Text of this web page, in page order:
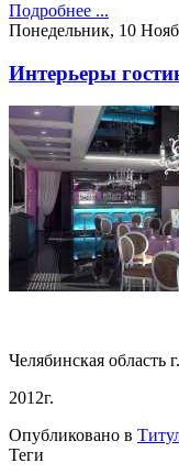
Подробнее ...
Понедельник, 10
Интерьеры
Челябинская область
2012г.
Опубликовано в
Теги